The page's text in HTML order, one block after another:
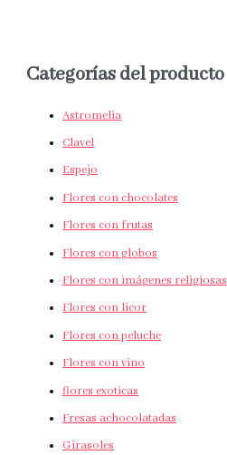
Categorías del producto
Astromelia
Clavel
Espejo
Flores con chocolates
Flores con frutas
Flores con globos
Flores con imágenes religiosas
Flores con licor
Flores con peluche
Flores con vino
flores exoticas
Fresas achocolatadas
Girasoles